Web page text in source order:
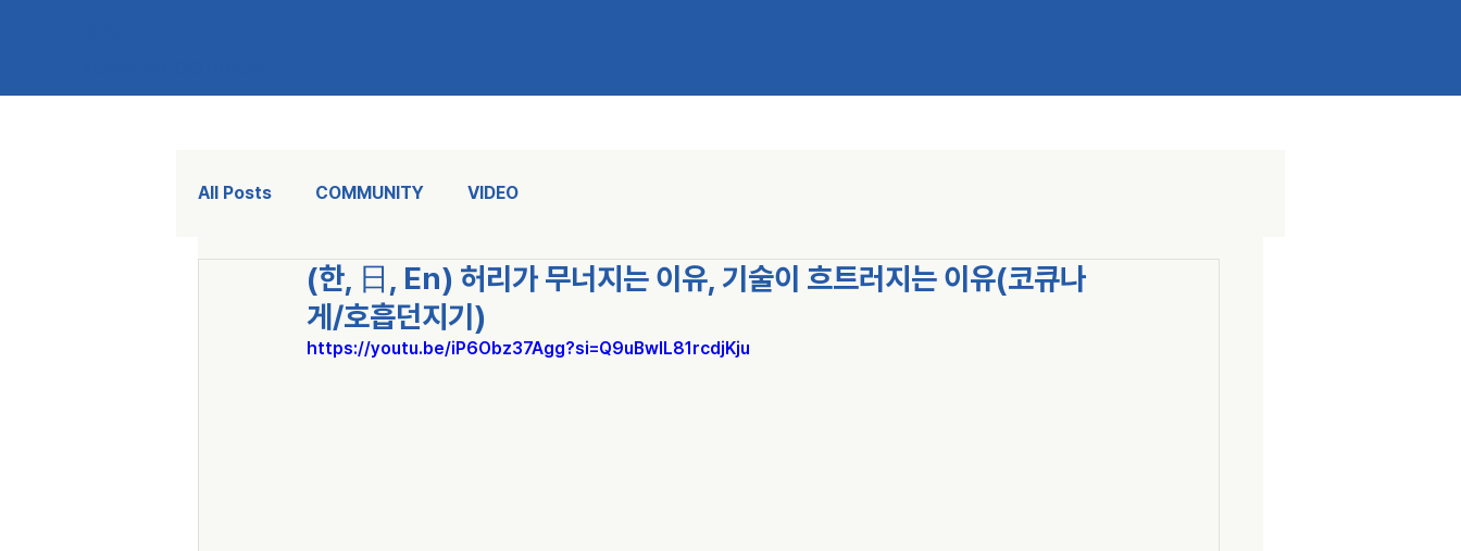
All Posts COMMUNITY VIDEO
(한, 日, En) 허리가 무너지는 이유, 기술이 흐트러지는 이유(코큐나
게/호흡던지기)
https://youtu.be/iP6Obz37Agg?si=Q9uBwIL81rcdjKju